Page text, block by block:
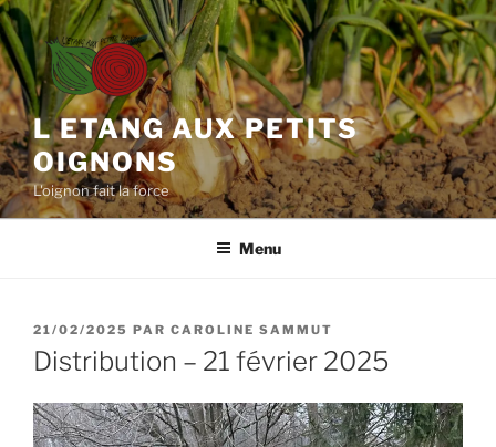
Aller
au
contenu
principal
L ETANG AUX PETITS
OIGNONS
L'oignon fait la force
Menu
PUBLIÉ
LE
21/02/2025 PAR CAROLINE SAMMUT
Distribution – 21 février 2025